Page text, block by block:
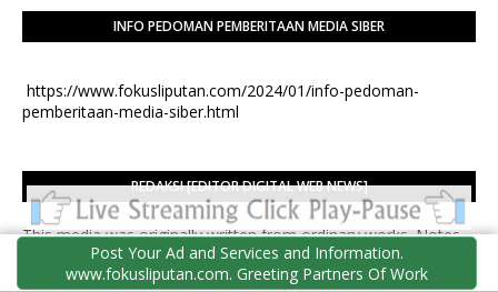
INFO PEDOMAN PEMBERITAAN MEDIA SIBER
https://www.fokusliputan.com/2024/01/info-pedoman-
pemberitaan-media-siber.html
REDAKSI [EDITOR DIGITAL WEB NEWS]
This media was originally written from ordinary works. Notes
published through social media
http://fokusliputan.blogspot.com, published since 24 June 2017.
Post Your Ad and Services and Information.
www.fokusliputan.com. Greeting Partners Of Work